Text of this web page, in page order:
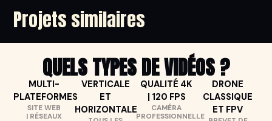
Projets similaires
QUELS TYPES DE VIDÉOS ?
MULTI-
PLATEFORMES
SITE WEB
| RÉSEAUX
VERTICALE
ET
HORIZONTALE
QUALITÉ 4K
| 120 FPS
CAMÉRA
PROFESSIONNELLE
DRONE
CLASSIQUE
ET FPV